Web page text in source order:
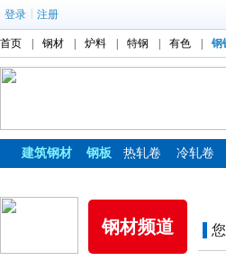
登录 注册
首页 钢材 炉料 特钢 有色 钢
建筑钢材 钢板 热轧卷 冷轧卷
钢材频道